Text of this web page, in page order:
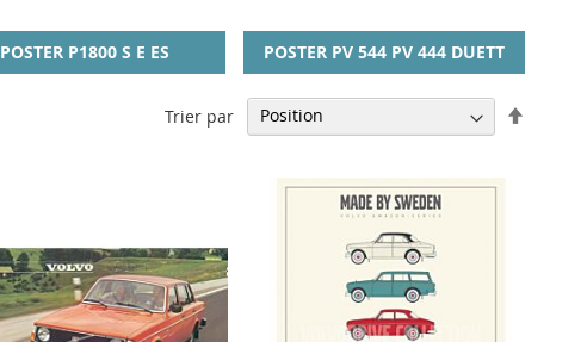
POSTER P1800 S E ES POSTER PV 544 PV 444 DUETT
Trier par